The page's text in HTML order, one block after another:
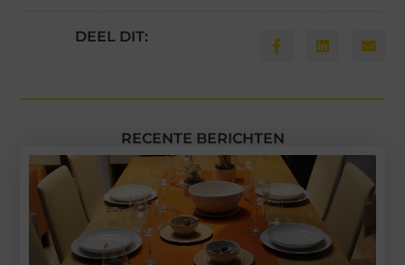
DEEL DIT:
RECENTE BERICHTEN